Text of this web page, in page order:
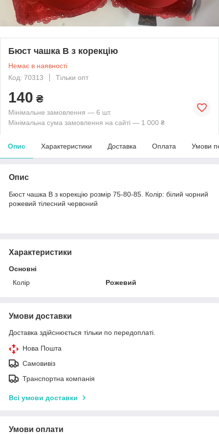
Бюст чашка В з корекцію
Немає в наявності
Код: 70313
Тільки опт
140 ₴
Мінімальне замовлення — 6 шт.
Мінімальна сума замовлення на сайті — 1 000 ₴
Опис Характеристики Доставка Оплата Умови
Опис
Бюст чашка В з корекцію розмір 75-80-85. Колір: білий чорний
рожевий тілесний червоний
Характеристики
Основні
Колір
Рожевий
Умови доставки
Доставка здійснюється тільки по передоплаті.
Нова Пошта
Самовивіз
Транспортна компанія
Всі умови доставки
Умови оплати